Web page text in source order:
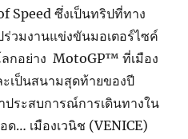
Speed ซึ่งเป็นทริปที่ทาง
วมงานแข่งขันมอเตอร์ไซค์
กอย่าง MotoGP™ ที่เมือง
ะเป็นสนามสุดท้ายของปี
ประสบการณ์การเดินทางใน
ด… เมืองเวนิช (VENICE)